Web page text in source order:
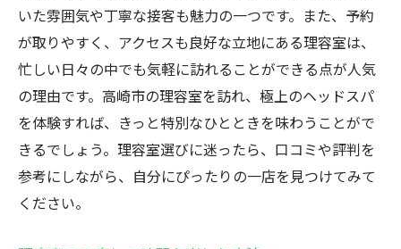
高崎市の理容室での充実したケア体験
ヘッドスパで得られる心と体の健康
健康的な生活と理容室の関係
高崎市でのヘッドスパ理容室で贅沢なリラクゼ
ーションを
贅沢なひとときを提供する理容室
いた雰囲気や丁寧な接客も魅力の一つです。また、予約
が取りやすく、アクセスも良好な立地にある理容室は、
忙しい日々の中でも気軽に訪れることができる点が人気
の理由です。高崎市の理容室を訪れ、極上のヘッドスパ
を体験すれば、きっと特別なひとときを味わうことがで
きるでしょう。理容室選びに迷ったら、口コミや評判を
参考にしながら、自分にぴったりの一店を見つけてみて
ください。